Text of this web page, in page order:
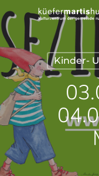
Skip
to
main
content
Kinder-